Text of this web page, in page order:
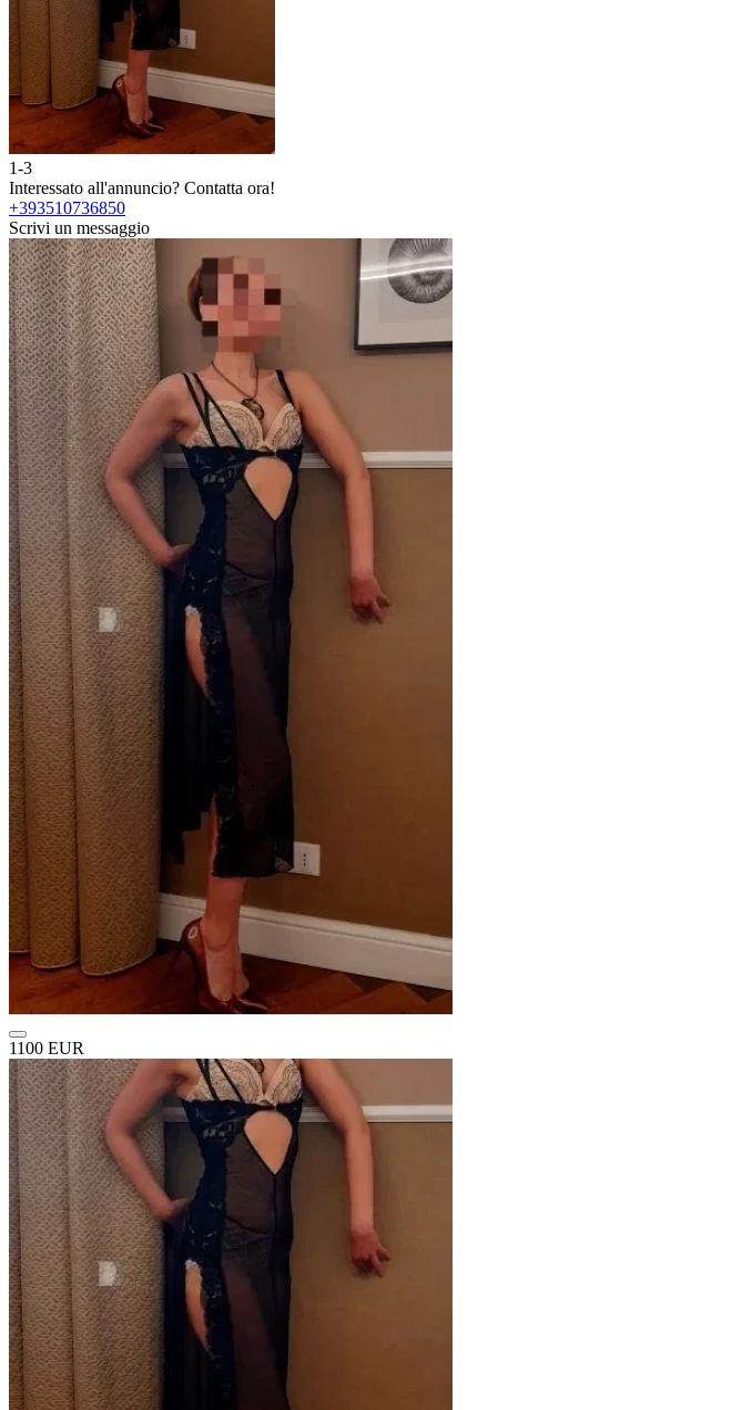
1-3
Interessato all'annuncio? Contatta ora!
+393510736850
Scrivi un messaggio
1100 EUR